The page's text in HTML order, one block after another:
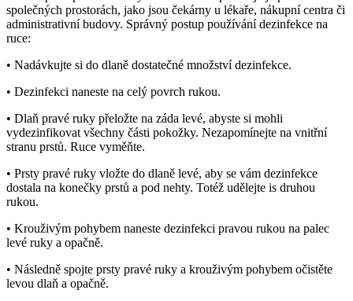
společných prostorách, jako jsou čekárny u lékaře, nákupní centra či
administrativní budovy. Správný postup používání dezinfekce na
ruce:
• Nadávkujte si do dlaně dostatečné množství dezinfekce.
• Dezinfekci naneste na celý povrch rukou.
• Dlaň pravé ruky přeložte na záda levé, abyste si mohli
vydezinfikovat všechny části pokožky. Nezapomínejte na vnitřní
stranu prstů. Ruce vyměňte.
• Prsty pravé ruky vložte do dlaně levé, aby se vám dezinfekce
dostala na konečky prstů a pod nehty. Totéž udělejte is druhou
rukou.
• Krouživým pohybem naneste dezinfekci pravou rukou na palec
levé ruky a opačně.
• Následně spojte prsty pravé ruky a krouživým pohybem očistěte
levou dlaň a opačně.